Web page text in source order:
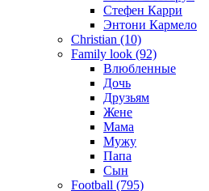
Стефен Карри
Энтони Кармело
Christian (10)
Family look (92)
Влюбленные
Дочь
Друзьям
Жене
Мама
Мужу
Папа
Сын
Football (795)